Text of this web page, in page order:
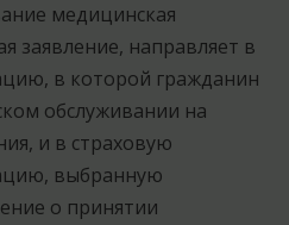
медицинская
заявление, направляет в
в которой гражданин
обслуживании на
и в страховую
выбранную
о принятии